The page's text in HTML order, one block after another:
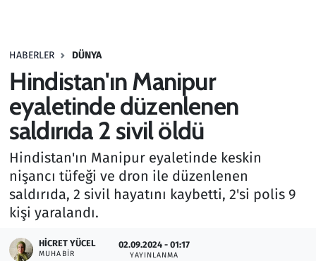
HABERLER DÜNYA
Hindistan'ın Manipur
eyaletinde düzenlenen
saldırıda 2 sivil öldü
Hindistan'ın Manipur eyaletinde keskin
nişancı tüfeği ve dron ile düzenlenen
saldırıda, 2 sivil hayatını kaybetti, 2'si polis 9
kişi yaralandı.
HICRET YÜCEL
MUHABIR
02.09.2024 - 01:17
YAYINLANMA
Haber
Kültür Sanat
Kurumsal Haberler
Lezzet Durağı
Memur ve Kamu
Otomobil